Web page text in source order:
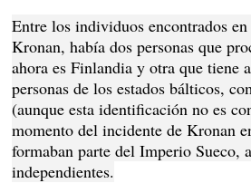
Entre los individuos encontrados
Kronan, había dos personas que
ahora es Finlandia y otra que tiene
personas de los estados bálticos,
(aunque esta identificación no es
momento del incidente de Kronan
formaban parte del Imperio Sueco,
independientes.